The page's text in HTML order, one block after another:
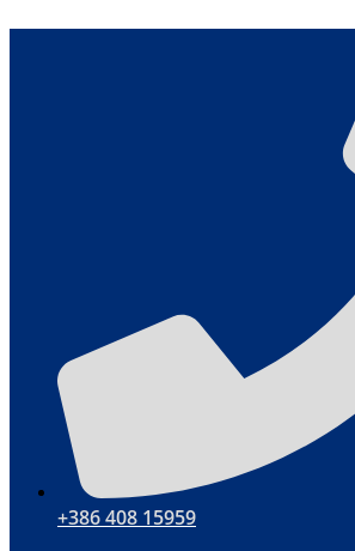
+386 408 15959